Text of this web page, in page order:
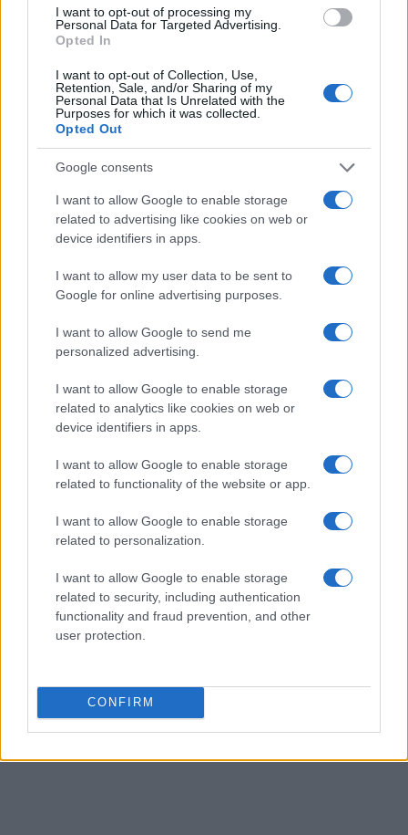
I want to opt-out of processing my
Personal Data for Targeted Advertising.
Opted In
I want to opt-out of Collection, Use,
Retention, Sale, and/or Sharing of my
Personal Data that Is Unrelated with the
Purposes for which it was collected.
Opted Out
Google consents
I want to allow Google to enable storage
related to advertising like cookies on web or
device identifiers in apps.
I want to allow my user data to be sent to
Google for online advertising purposes.
I want to allow Google to send me
personalized advertising.
I want to allow Google to enable storage
related to analytics like cookies on web or
device identifiers in apps.
I want to allow Google to enable storage
related to functionality of the website or app.
I want to allow Google to enable storage
related to personalization.
I want to allow Google to enable storage
related to security, including authentication
functionality and fraud prevention, and other
user protection.
CONFIRM
particolare la Spagna, sono molto più competitivi di
noi grazie a scelte di sistema sulla disponibilità
energetica, sulla velocità autorizzativa e sulla
certezza dei tempi. A noi manca ancora una
politica industriale capace di creare le condizioni
necessarie per attrarre e realizzare nuovi
investimenti infrastrutturali.
Linda Pellegrini
Linda Pellegrini ha raccontato da Genova il
portuale entrando in Comune per un'intervista
decisiva; è caporedattore con responsabilità
redazione inchieste su memoria locale.
Laureata all'Università di Genova, conserva
un archivio di fotografie d'epoca della città.